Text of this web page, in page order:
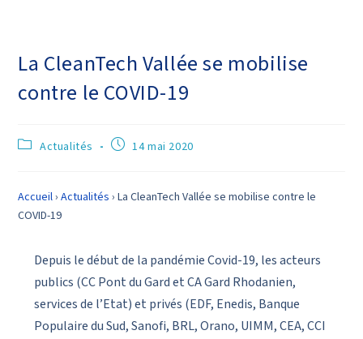
La CleanTech Vallée se mobilise
contre le COVID-19
Actualités 14 mai 2020
Accueil›Actualités ›La CleanTech Vallée se mobilise contre le
COVID-19
Depuis le début de la pandémie Covid-19, les acteurs
publics (CC Pont du Gard et CA Gard Rhodanien,
services de l’Etat) et privés (EDF, Enedis, Banque
Populaire du Sud, Sanofi, BRL, Orano, UIMM, CEA, CCI